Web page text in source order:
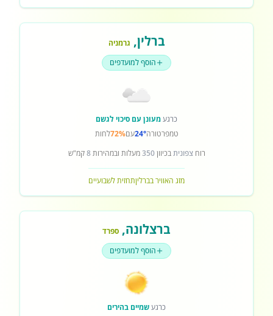
ברלין, גרמניה
הוסף למועדפים
כרגעמעונן עם סיכוי לגשם
טמפרטורה24°עם72%לחות
רוחצפוניתבכיוון350מעלות ובמהירות8קמ"ש
מזג האוויר בברליןתחזית לשבועיים
ברצלונה, ספרד
הוסף למועדפים
כרגעשמיים בהירים